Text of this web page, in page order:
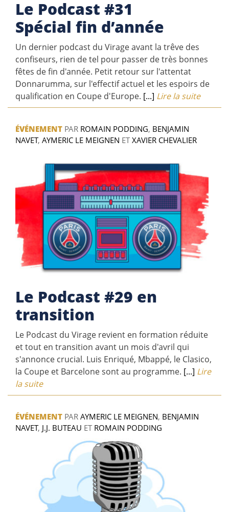
Le Podcast #31
Spécial fin d’année
Un dernier podcast du Virage avant la trêve des
confiseurs, rien de tel pour passer de très bonnes
fêtes de fin d'année. Petit retour sur l'attentat
Donnarumma, sur l'effectif actuel et les espoirs de
qualification en Coupe d'Europe. [...] Lire la suite
ÉVÉNEMENT PAR ROMAIN PODDING, BENJAMIN
NAVET, AYMERIC LE MEIGNEN ETXAVIER CHEVALIER
Le Podcast #29 en
transition
Le Podcast du Virage revient en formation réduite
et tout en transition avant un mois d'avril qui
s'annonce crucial. Luis Enriqué, Mbappé, le Clasico,
la Coupe et Barcelone sont au programme. [...] Lire
la suite
ÉVÉNEMENT PAR AYMERIC LE MEIGNEN, BENJAMIN
NAVET, J.J. BUTEAU ET ROMAIN PODDING